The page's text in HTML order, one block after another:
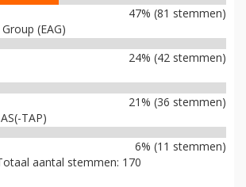
47% (81 stemmen)
(EAG)
24% (42 stemmen)
21% (36 stemmen)
TAP)
6% (11 stemmen)
aantal stemmen: 170